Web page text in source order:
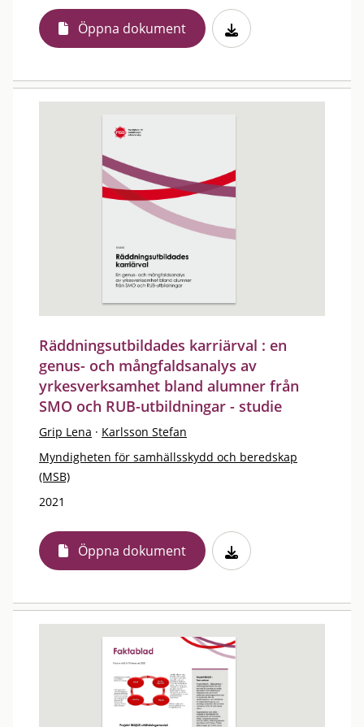
Öppna dokument
Räddningsutbildades karriärval : en
genus- och mångfaldsanalys av
yrkesverksamhet bland alumner från
SMO och RUB-utbildningar - studie
Grip Lena · Karlsson Stefan
Myndigheten för samhällsskydd och beredskap
(MSB)
2021
Öppna dokument